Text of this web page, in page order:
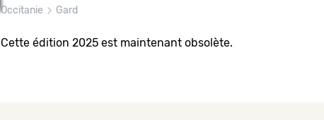
Occitanie Gard
Cette édition 2025 est maintenant obsolète.